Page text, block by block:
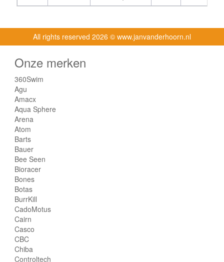
All rights reserved 2026 © www.janvanderhoorn.nl
Onze merken
360Swim
Agu
Amacx
Aqua Sphere
Arena
Atom
Barts
Bauer
Bee Seen
Bioracer
Bones
Botas
BurrKill
CadoMotus
Cairn
Casco
CBC
Chiba
Controltech